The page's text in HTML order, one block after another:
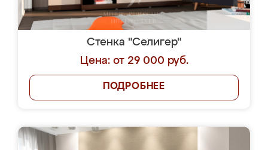
Стенка "Селигер"
Цена: от 29 000 руб.
ПОДРОБНЕЕ